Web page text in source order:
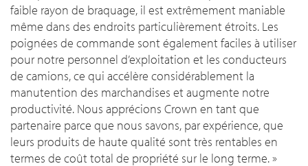
faible rayon de braquage, il est extrêmement maniable
même dans des endroits particulièrement étroits. Les
poignées de commande sont également faciles à utiliser
pour notre personnel d’exploitation et les conducteurs
de camions, ce qui accélère considérablement la
manutention des marchandises et augmente notre
productivité. Nous apprécions Crown en tant que
partenaire parce que nous savons, par expérience, que
leurs produits de haute qualité sont très rentables en
termes de coût total de propriété sur le long terme. »